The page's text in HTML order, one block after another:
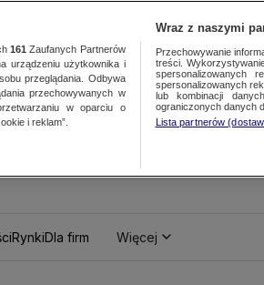
RynkiDla firm Więcej
161 Zaufanych Partnerów
urządzeniu użytkownika i
przeglądania. Odbywa
przechowywanych w
w oparciu o
i reklam”.
Wraz z naszymi
Przechowywanie
treści.
spersonalizowanych
spersonalizowanych
lub kombinacji
ograniczonych danych
Lista partnerów